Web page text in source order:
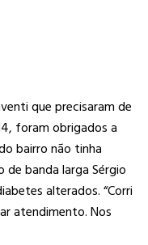
que precisaram de
foram obrigados a
bairro não tinha
banda larga Sérgio
alterados. “Corri
atendimento. Nos